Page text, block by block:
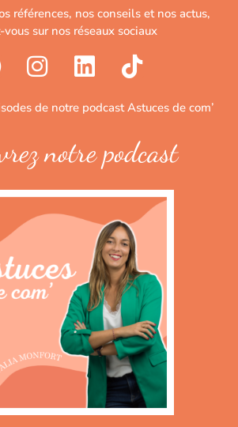
références, nos conseils et nos actus,
vous sur nos réseaux sociaux
de notre podcast Astuces de com’
notre podcast